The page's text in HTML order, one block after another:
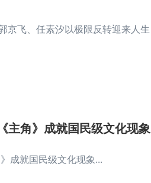
京飞、任素汐以极限反转迎来人生
主角》成就国民级文化现象
成就国民级文化现象...